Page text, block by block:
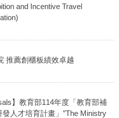
and Incentive Travel
推薦創櫃板績效卓越
】教育部114年度「教育部補
人才培育計畫」”The Ministry